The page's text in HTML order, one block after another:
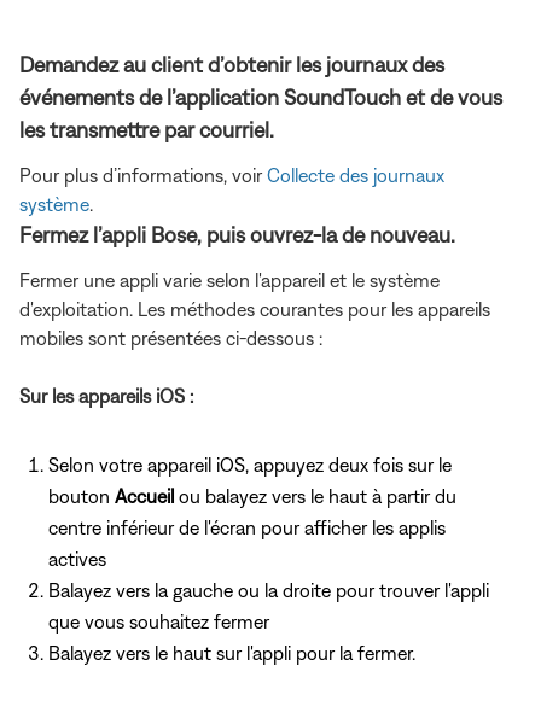
Demandez au client d’obtenir les journaux des
événements de l’application SoundTouch et de vous
les transmettre par courriel.
Pour plus d’informations, voirCollecte des journaux
système
Fermez l’appli Bose, puis ouvrez-la de nouveau.
Fermer une appli varie selon l'appareil et le système
d'exploitation. Les méthodes courantes pour les appareils
mobiles sont présentées ci-dessous :
Sur les appareils iOS :
Selon votre appareil iOS, appuyez deux fois sur le
bouton Accueil ou balayez vers le haut à partir du
centre inférieur de l'écran pour afficher les applis
actives
Balayez vers la gauche ou la droite pour trouver l'appli
que vous souhaitez fermer
Balayez vers le haut sur l'appli pour la fermer.